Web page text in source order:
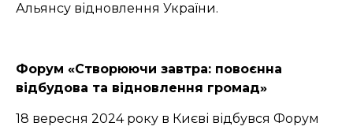
Альянсу відновлення України.
Форум «Створюючи завтра: повоєнна
відбудова та відновлення громад»
18 вересня 2024 року в Києві відбувся Форум